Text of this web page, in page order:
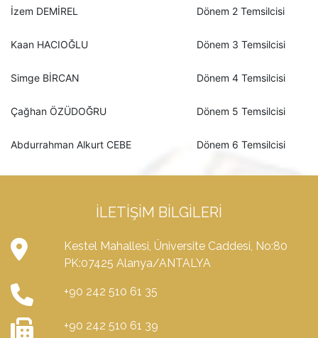
İzem DEMİREL Dönem 2 Temsilcisi
Kaan HACIOĞLU Dönem 3 Temsilcisi
Simge BİRCAN Dönem 4 Temsilcisi
Çağhan ÖZÜDOĞRU Dönem 5 Temsilcisi
Abdurrahman Alkurt CEBE Dönem 6 Temsilcisi
İLETIŞIM BILGILERI
Kestel Mahallesi, Üniversite Caddesi, No:80
PK:07425 Alanya/ANTALYA
+90 242 510 61 35
+90 242 510 61 39